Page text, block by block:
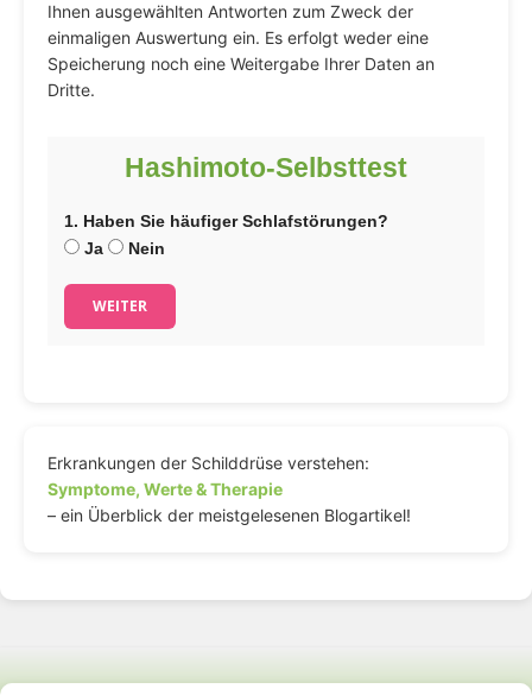
Ihnen ausgewählten Antworten zum Zweck der
einmaligen Auswertung ein. Es erfolgt weder eine
Speicherung noch eine Weitergabe Ihrer Daten an
Dritte.
Hashimoto-Selbsttest
1. Haben Sie häufiger Schlafstörungen?
Ja
Nein
WEITER
Erkrankungen der Schilddrüse verstehen:
Symptome, Werte & Therapie
– ein Überblick der meistgelesenen Blogartikel!